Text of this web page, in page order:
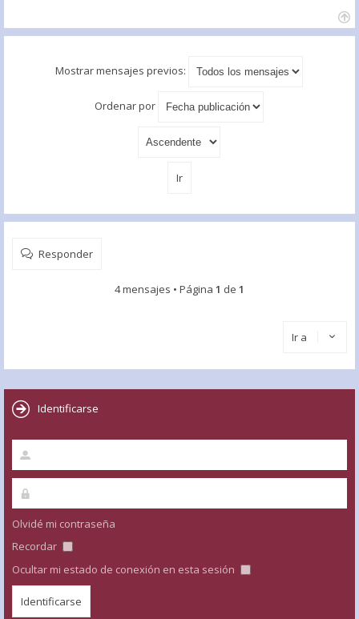
Mostrar mensajes previos:
Ordenar por
Responder
4 mensajes • Página 1 de 1
Ir a
Identificarse
Olvidé mi contraseña
Recordar
Ocultar mi estado de conexión en esta sesión